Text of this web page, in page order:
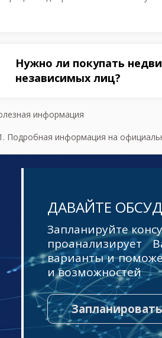
Нужно ли покупать
независимых лиц?
информация
Подробная информация на
ДАВАЙТЕ
Запланируйте
проанализирует
варианты и
и возможностей